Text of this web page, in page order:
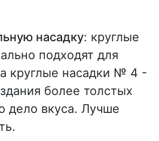
насадку: круглые
подходят для
круглые насадки № 4 -
более толстых
дело вкуса. Лучше